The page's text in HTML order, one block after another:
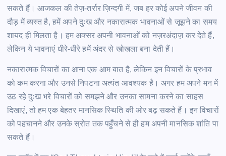
सकते हैं। आजकल की तेज़-तर्रार ज़िन्दगी में, जब हर कोई अपने जीवन की
दौड़ में व्यस्त है, हमें अपने दुःख और नकारात्मक भावनाओं से जूझने का समय
शायद ही मिलता है। हम अक्सर अपनी भावनाओं को नज़रअंदाज़ कर देते हैं,
लेकिन ये भावनाएं धीरे-धीरे हमें अंदर से खोखला बना देती हैं।
नकारात्मक विचारों का आना एक आम बात है, लेकिन इन विचारों के प्रभाव
को कम करना और उनसे निपटना अत्यंत आवश्यक है। अगर हम अपने मन में
उठ रहे दुःख भरे विचारों को समझने और उनका सामना करने का साहस
दिखाएं, तो हम एक बेहतर मानसिक स्थिति की ओर बढ़ सकते हैं। इन विचारों
को पहचानने और उनके स्रोत तक पहुँचने से ही हम अपनी मानसिक शांति पा
सकते हैं।